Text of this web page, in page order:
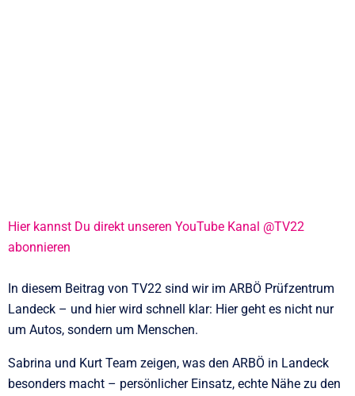
Hier kannst Du direkt unseren YouTube Kanal @TV22
abonnieren
In diesem Beitrag von TV22 sind wir im ARBÖ Prüfzentrum
Landeck – und hier wird schnell klar: Hier geht es nicht nur
um Autos, sondern um Menschen.
Sabrina und Kurt Team zeigen, was den ARBÖ in Landeck
besonders macht – persönlicher Einsatz, echte Nähe zu den